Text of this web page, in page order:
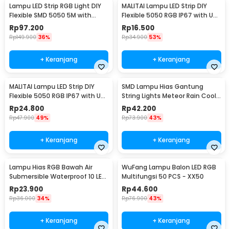
Lampu LED Strip RGB Light DIY
Flexible SMD 5050 5M with
Remote
Rp97.200
Rp149.900 36%
+ Keranjang
MALITAI Lampu LED Strip DIY
Flexible 5050 RGB IP67 with USB
Controller 1M - SMD2835
Rp16.500
Rp34.900 53%
+ Keranjang
MALITAI Lampu LED Strip DIY
Flexible 5050 RGB IP67 with USB
Controller 2M - SMD2835
Rp24.800
Rp47.900 49%
+ Keranjang
SMD Lampu Hias Gantung
String Lights Meteor Rain Cool
White 30cm 8 PCS
Rp42.200
Rp73.900 43%
+ Keranjang
Lampu Hias RGB Bawah Air
Submersible Waterproof 10 LED
with Remote - 13017
Rp23.900
Rp36.000 34%
+ Keranjang
WuFang Lampu Balon LED RGB
Multifungsi 50 PCS - XX50
Rp44.600
Rp76.900 43%
+ Keranjang